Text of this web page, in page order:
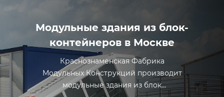
Модульные здания из блок-
контейнеров в Москве
Краснознаменская Фабрика
Модульных Конструкций производит
модульные здания из блок